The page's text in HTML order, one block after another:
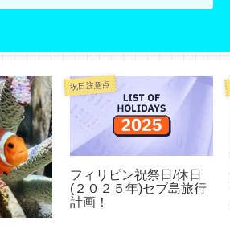
祝日注意点
フィリピン祝祭日/休日
(２０２５年)セブ島旅行
計画！